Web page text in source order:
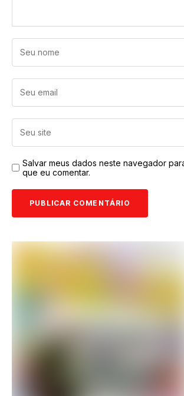
Salvar meus dados neste navegador
que eu comentar.